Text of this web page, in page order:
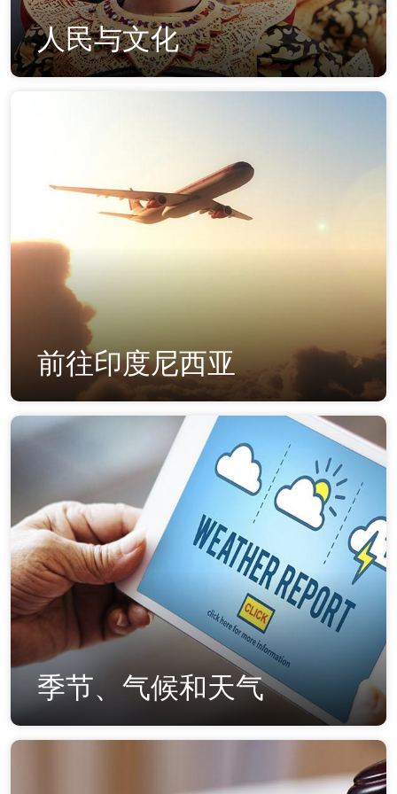
人民与文化
前往印度尼西亚
季节、气候和天气